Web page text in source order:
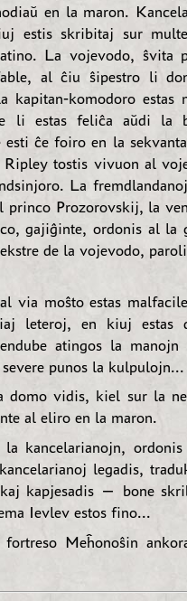
en la maron.
estis skribitaj sur
La vojevodo, ŝvita
al ĉiu ŝipestro li
kapitan-komodoro estas
li estas feliĉa aŭdi la
ĉe foiro en la
tostis vivuon al
La
Prozorovskij, la
gajiĝinte, ordonis al la
de la vojevodo,
via moŝto estas
leteroj, en kiuj estas
atingos la manojn
punos la kulpulojn...
domo vidis, kiel sur la
al eliro en la maron.
la kancelarianojn,
legadis,
kapjesadis — bone
Ievlev estos fino...
Meĥonoŝin